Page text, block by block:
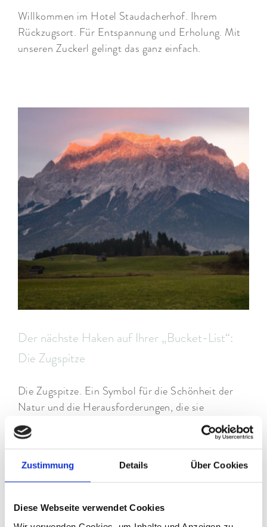
Zustimmung Details Über Cookies
Diese Webseite verwendet Cookies
Willkommen im Hotel Staudacherhof. Ihrem
Rückzugsort. Für Entspannung und Erholung. Mit
unseren Zuckerl gelingt das ganz einfach.
Der nächste Haken auf Ihrer „Bucket-List“:
Die Zugspitze
Die Zugspitze. Ein Symbol für die Schönheit der
Natur und die Herausforderungen, die sie
bereithält. Mit 2.962 Metern Höhe nicht nur
Deutschlands höchster Gipfel. Sondern auch ein